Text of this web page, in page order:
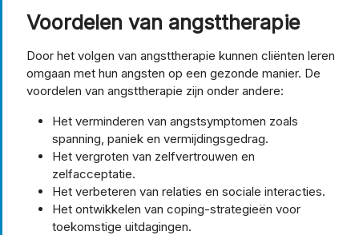
Voordelen van angsttherapie
Door het volgen van angsttherapie kunnen cliënten leren
omgaan met hun angsten op een gezonde manier. De
voordelen van angsttherapie zijn onder andere:
Het verminderen van angstsymptomen zoals
spanning, paniek en vermijdingsgedrag.
Het vergroten van zelfvertrouwen en
zelfacceptatie.
Het verbeteren van relaties en sociale interacties.
Het ontwikkelen van coping-strategieën voor
toekomstige uitdagingen.